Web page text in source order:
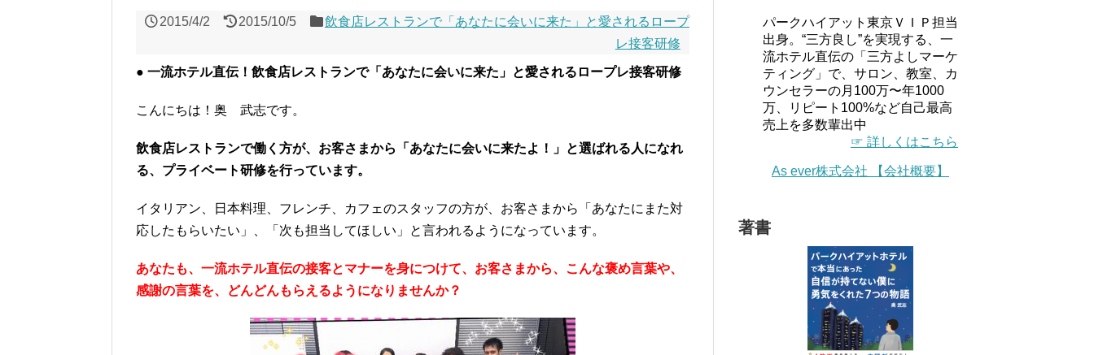
2015/4/2 2015/10/5
飲食店レストランで「あなたに会いに来た」と愛されるロープ
レ接客研修
● 一流ホテル直伝！飲食店レストランで「あなたに会いに来た」と愛されるロープレ接客研修
こんにちは！奥 武志です。
飲食店レストランで働く方が、お客さまから「あなたに会いに来たよ！」と選ばれる人になれ
る、プライベート研修を行っています。
イタリアン、日本料理、フレンチ、カフェのスタッフの方が、お客さまから「あなたにまた対
応したもらいたい」、「次も担当してほしい」と言われるようになっています。
あなたも、一流ホテル直伝の接客とマナーを身につけて、お客さまから、こんな褒め言葉や、
感謝の言葉を、どんどんもらえるようになりませんか？
パークハイアット東京ＶＩＰ担当
出身。“三方良し”を実現する、一
流ホテル直伝の「三方よしマーケ
ティング」で、サロン、教室、カ
ウンセラーの月100万〜年1000
万、リピート100%など自己最高
売上を多数輩出中
☞ 詳しくはこちら
As ever株式会社 【会社概要】
著書